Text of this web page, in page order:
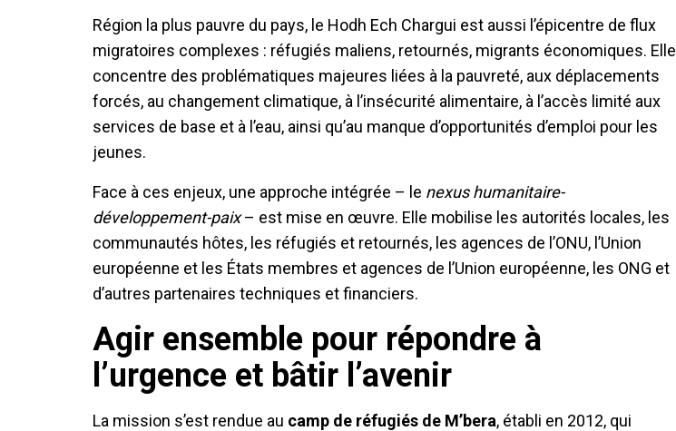
Région la plus pauvre du pays, le Hodh Ech Chargui est aussi l’épicentre de flux
migratoires complexes : réfugiés maliens, retournés, migrants économiques. Elle
concentre des problématiques majeures liées à la pauvreté, aux déplacements
forcés, au changement climatique, à l’insécurité alimentaire, à l’accès limité aux
services de base et à l’eau, ainsi qu’au manque d’opportunités d’emploi pour les
jeunes.
Face à ces enjeux, une approche intégrée – le nexus humanitaire-
développement-paix– est mise en œuvre. Elle mobilise les autorités locales, les
communautés hôtes, les réfugiés et retournés, les agences de l’ONU, l’Union
européenne et les États membres et agences de l’Union européenne, les ONG et
d’autres partenaires techniques et financiers.
Agir ensemble pour répondre à
l’urgence et bâtir l’avenir
La mission s’est rendue au camp de réfugiés de M’bera, établi en 2012, qui